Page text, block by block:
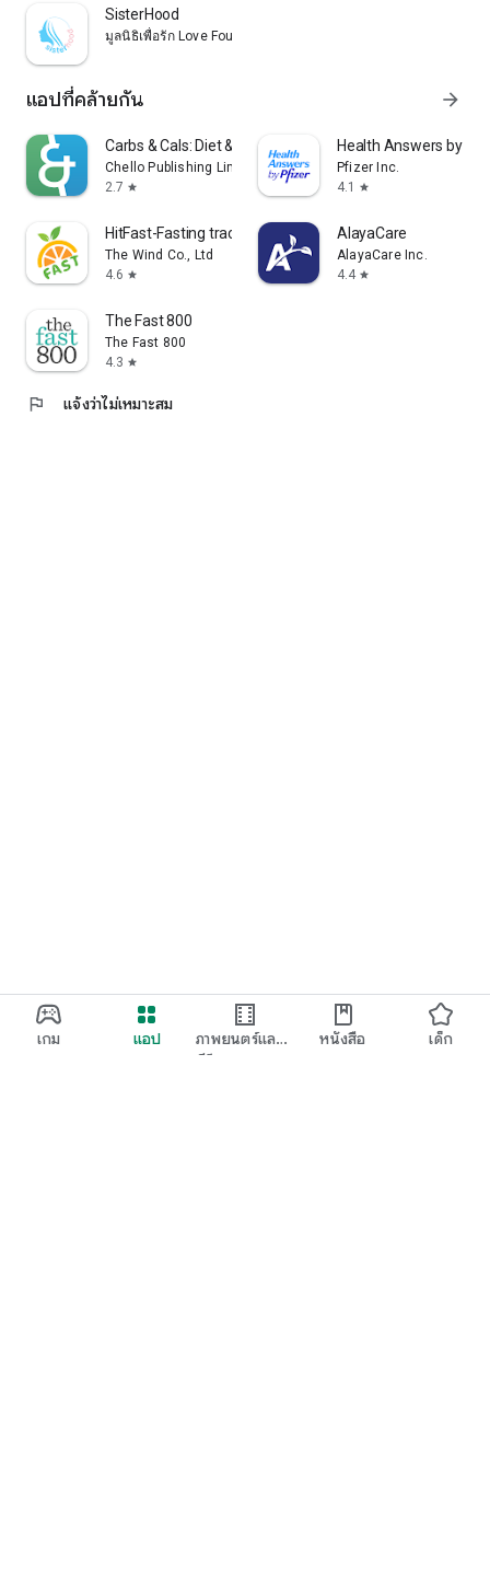
เกม แอป
ภาพยนตร์และ
ทีวี
หนังสือ เด็ก
SisterHood
มูลนิธิเพื่อรัก Love Foundation
แอปที่คล้ายกัน arrow_forward
Carbs & Cals: Diet & Diabetes
Chello Publishing Limited
2.7 star
Health Answers by
Pfizer Inc.
4.1
star
HitFast-Fasting tracker & Diet
The Wind Co., Ltd
4.6 star
AlayaCare
AlayaCare Inc.
4.4 star
The Fast 800
The Fast 800
4.3 star
flag แจ้งว่าไม่เหมาะสม